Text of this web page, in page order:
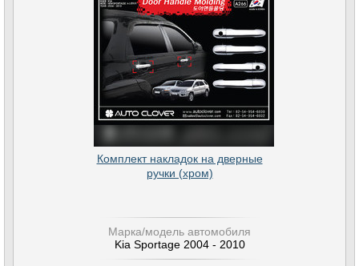
Комплект накладок на дверные
ручки (хром)
Марка/модель автомобиля
Kia Sportage 2004 - 2010